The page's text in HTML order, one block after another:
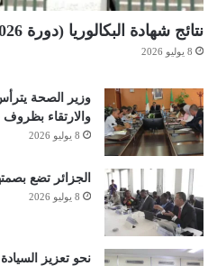
نتائج شهادة البكالوريا (دورة 2026) الأحد المقبل
8 يوليو 2026
وزير الصحة
والارتقاء
8 يوليو 2026
الجزائر تضع
8 يوليو 2026
نحو تعزيز